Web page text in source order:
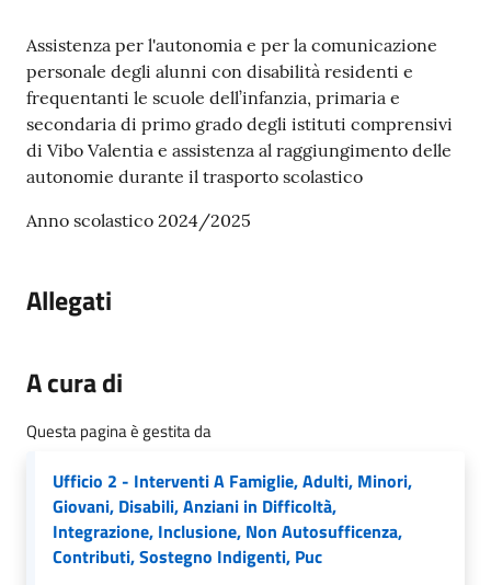
Seguici
su
Contenuto
Assistenza per l'autonomia e per la comunicazione
personale degli alunni con disabilità residenti e
frequentanti le scuole dell’infanzia, primaria e
secondaria di primo grado degli istituti comprensivi
di Vibo Valentia e assistenza al raggiungimento delle
autonomie durante il trasporto scolastico
Anno scolastico 2024/2025
Allegati
A cura di
Questa pagina è gestita da
Ufficio 2 - Interventi A Famiglie, Adulti, Minori,
Giovani, Disabili, Anziani in Difficoltà,
Integrazione, Inclusione, Non Autosufficenza,
Contributi, Sostegno Indigenti, Puc